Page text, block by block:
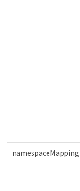
namespaceMapping